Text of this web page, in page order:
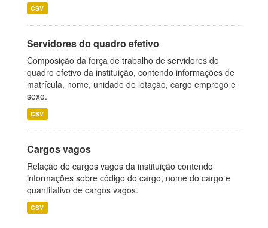
CSV
Servidores do quadro efetivo
Composição da força de trabalho de servidores do
quadro efetivo da instituição, contendo informações de
matrícula, nome, unidade de lotação, cargo emprego e
sexo.
CSV
Cargos vagos
Relação de cargos vagos da instituição contendo
informações sobre código do cargo, nome do cargo e
quantitativo de cargos vagos.
CSV